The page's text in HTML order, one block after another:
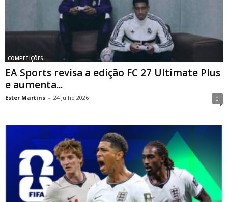
COMPETIÇÕES
EA Sports revisa a edição FC 27 Ultimate Plus
e aumenta...
Ester Martins - 24 Julho 2026 0